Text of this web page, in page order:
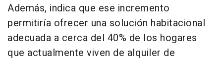
Además, indica que ese incremento
permitiría ofrecer una solución habitacional
adecuada a cerca del 40% de los hogares
que actualmente viven de alquiler de